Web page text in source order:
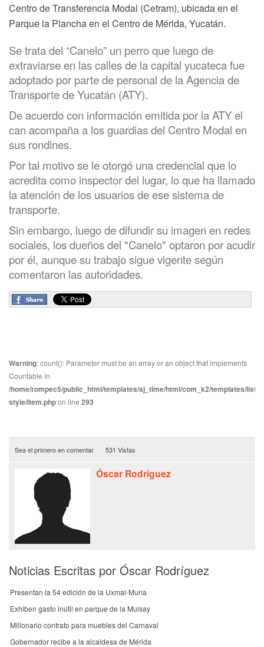
Centro de Transferencia Modal (Cetram), ubicada en el
Parque la Plancha en el Centro de Mérida, Yucatán.
Se trata del “Canelo” un perro que luego de
extraviarse en las calles de la capital yucateca fue
adoptado por parte de personal de la Agencia de
Transporte de Yucatán (ATY).
De acuerdo con información emitida por la ATY el
can acompaña a los guardias del Centro Modal en
sus rondines.
Por tal motivo se le otorgó una credencial que lo
acredita como inspector del lugar, lo que ha llamado
la atención de los usuarios de ese sistema de
transporte.
Sin embargo, luego de difundir su imagen en redes
sociales, los dueños del "Canelo" optaron por acudir
por él, aunque su trabajo sigue vigente según
comentaron las autoridades.
Warning: count(): Parameter must be an array or an object that implements
Countable in
/home/rompec5/public_html/templates/sj_time/html/com_k2/templates/
style/item.phpon line 293
Sea el primero en comentar 531 Vistas
Óscar Rodríguez
Noticias Escritas por Óscar Rodríguez
Presentan la 54 edición de la Uxmal-Muna
Exhiben gasto inútil en parque de la Mulsay
Millonario contrato para muebles del Carnaval
Gobernador recibe a la alcaldesa de Mérida